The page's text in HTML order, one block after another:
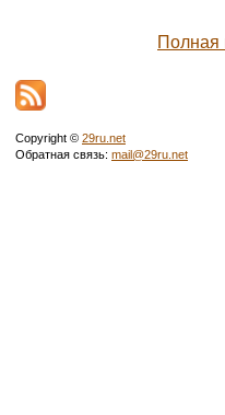
Полная
Copyright © 29ru.net
Обратная связь: mail@29ru.net